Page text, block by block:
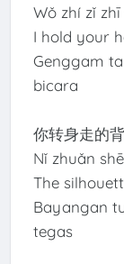
Wǒ zhí zǐ
I hold your
Genggam
bicara
你转身走的
Nǐ zhuǎn
The
Bayangan
tegas